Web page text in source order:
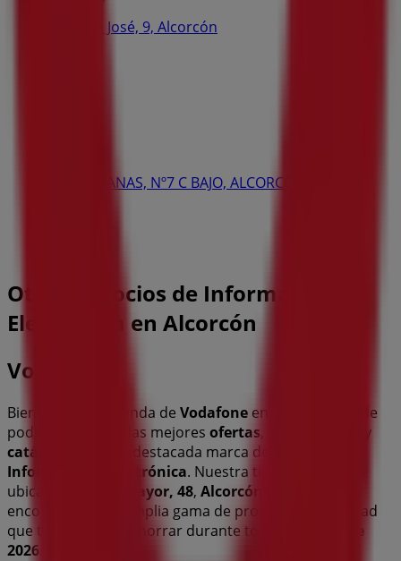
Calle San José, 9, Alcorcón
CANTARRANAS, Nº7 C BAJO, ALCORCON
Otros negocios de Informática y
Electrónica en Alcorcón
Vodafone
Bienvenido a la tienda de Vodafone en Tiendeo, donde
podrás descubrir las mejores ofertas
y
catálogos
de esta destacada marca del sector de
Informática y Electrónica. Nuestra tienda física está
ubicada en
Calle Mayor, 48, Alcorcón
encontrarás una amplia gama de productos de calidad
que te permitirán ahorrar durante todo el
2026